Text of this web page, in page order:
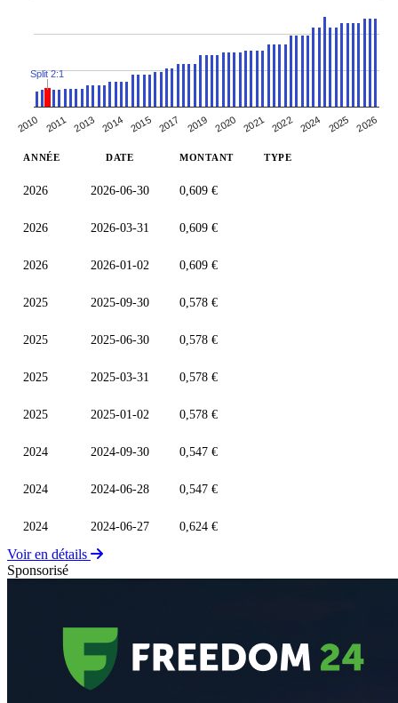
2010 2011 2013 2014 2015 2017 2019 2020 2021 2022 2024 2025 2026
Split 2:1
ANNÉE DATE MONTANT TYPE
2026 2026-06-30 0,609 €
2026 2026-03-31 0,609 €
2026 2026-01-02 0,609 €
2025 2025-09-30 0,578 €
2025 2025-06-30 0,578 €
2025 2025-03-31 0,578 €
2025 2025-01-02 0,578 €
2024 2024-09-30 0,547 €
2024 2024-06-28 0,547 €
2024 2024-06-27 0,624 €
Voir en détails
Sponsorisé